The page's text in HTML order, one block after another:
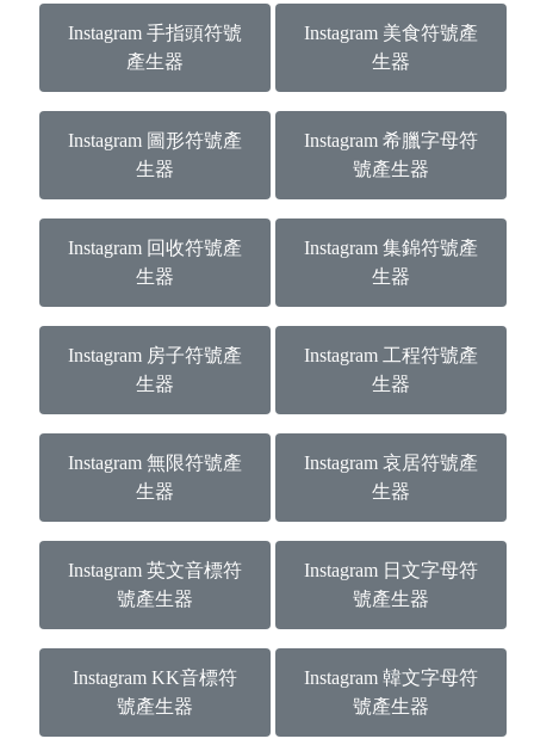
Instagram 手指頭符號
產生器
Instagram 美食符號產
生器
Instagram 圖形符號產
生器
Instagram 希臘字母符
號產生器
Instagram 回收符號產
生器
Instagram 集錦符號產
生器
Instagram 房子符號產
生器
Instagram 工程符號產
生器
Instagram 無限符號產
生器
Instagram 哀居符號產
生器
Instagram 英文音標符
號產生器
Instagram 日文字母符
號產生器
Instagram KK音標符
號產生器
Instagram 韓文字母符
號產生器